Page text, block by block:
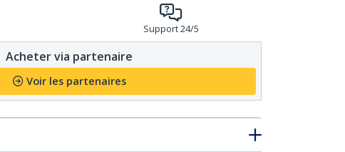
Support 24/5
Acheter via partenaire
Voir les partenaires